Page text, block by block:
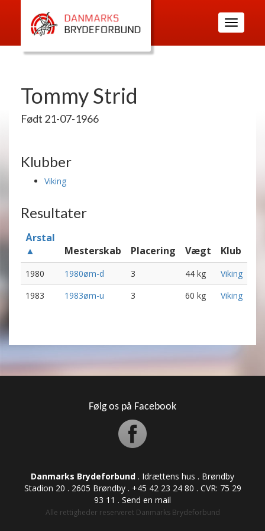
Toggle
navigation
Tommy Strid
Født 21-07-1966
Klubber
Viking
Resultater
Årstal
▲
Mesterskab Placering Vægt Klub
1980 1980øm-d 3 44 kg
Viking
1983
1983øm-u 3 60 kg Viking
Følg os på Facebook
Danmarks Brydeforbund . Idrættens hus . Brøndby
Stadion 20 . 2605 Brøndby . +45 42 23 24 80 . CVR: ​​​​​​75 29
93 11 . Send en mail
Alle rettigheder reserveret Danmarks Brydeforbund